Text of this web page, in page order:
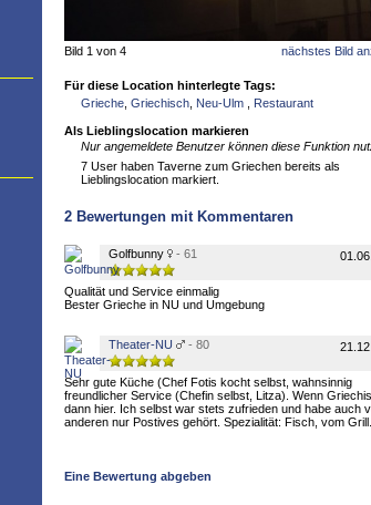
Bild 1 von 4 nächstes Bild
Für diese Location hinterlegte Tags:
Grieche Griechisch Neu-Ulm Restaurant
Als Lieblingslocation markieren
Nur angemeldete Benutzer können diese Funktion
7 User haben Taverne zum Griechen bereits als
Lieblingslocation markiert.
2 Bewertungen mit Kommentaren
Golfbunny - 61
Qualität und Service einmalig
Bester Grieche in NU und Umgebung
Theater-NU - 80
Sehr gute Küche (Chef Fotis kocht selbst, wahnsinnig
freundlicher Service (Chefin selbst, Litza). Wenn
dann hier. Ich selbst war stets zufrieden und habe auch
anderen nur Postives gehört. Spezialität: Fisch, vom Grill.
Eine Bewertung abgeben